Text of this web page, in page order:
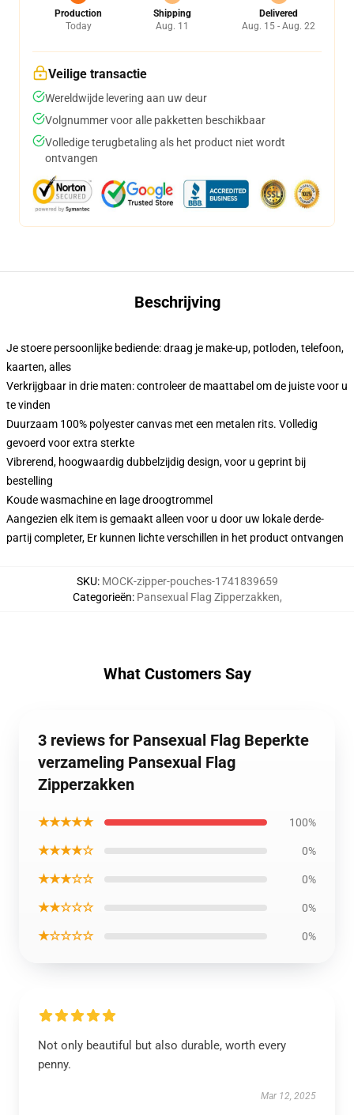
Production
Today
Shipping
Aug. 11
Delivered
Aug. 15 - Aug. 22
Veilige transactie
Wereldwijde levering aan uw deur
Volgnummer voor alle pakketten beschikbaar
Volledige terugbetaling als het product niet wordt
ontvangen
Beschrijving
Je stoere persoonlijke bediende: draag je make-up, potloden, telefoon,
kaarten, alles
Verkrijgbaar in drie maten: controleer de maattabel om de juiste voor u
te vinden
Duurzaam 100% polyester canvas met een metalen rits. Volledig
gevoerd voor extra sterkte
Vibrerend, hoogwaardig dubbelzijdig design, voor u geprint bij
bestelling
Koude wasmachine en lage droogtrommel
Aangezien elk item is gemaakt alleen voor u door uw lokale derde-
partij completer, Er kunnen lichte verschillen in het product ontvangen
SKU: MOCK-zipper-pouches-1741839659
Categorieën: Pansexual Flag Zipperzakken,
What Customers Say
3 reviews for Pansexual Flag Beperkte
verzameling Pansexual Flag
Zipperzakken
★★★★★ 100%
★★★★☆ 0%
★★★☆☆ 0%
★★☆☆☆ 0%
★☆☆☆☆ 0%
Not only beautiful but also durable, worth every
penny.
Mar 12, 2025